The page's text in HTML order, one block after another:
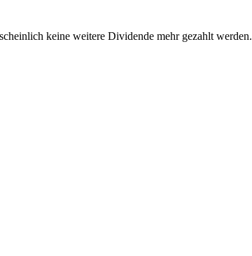
keine weitere Dividende mehr gezahlt werden.